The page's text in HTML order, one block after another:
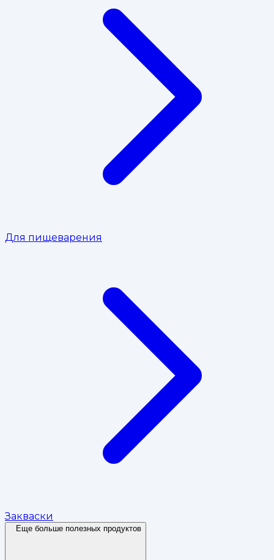
Для пищеварения
Закваски
Еще больше полезных продуктов